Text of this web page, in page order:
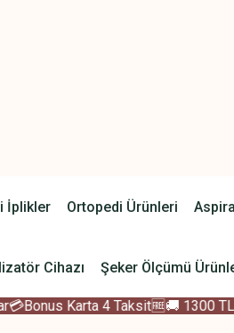
İplikler Ortopedi Ürünleri
Cihazı Şeker Ölçümü
Karta 4 Taksit🆓🚚 1300 TL